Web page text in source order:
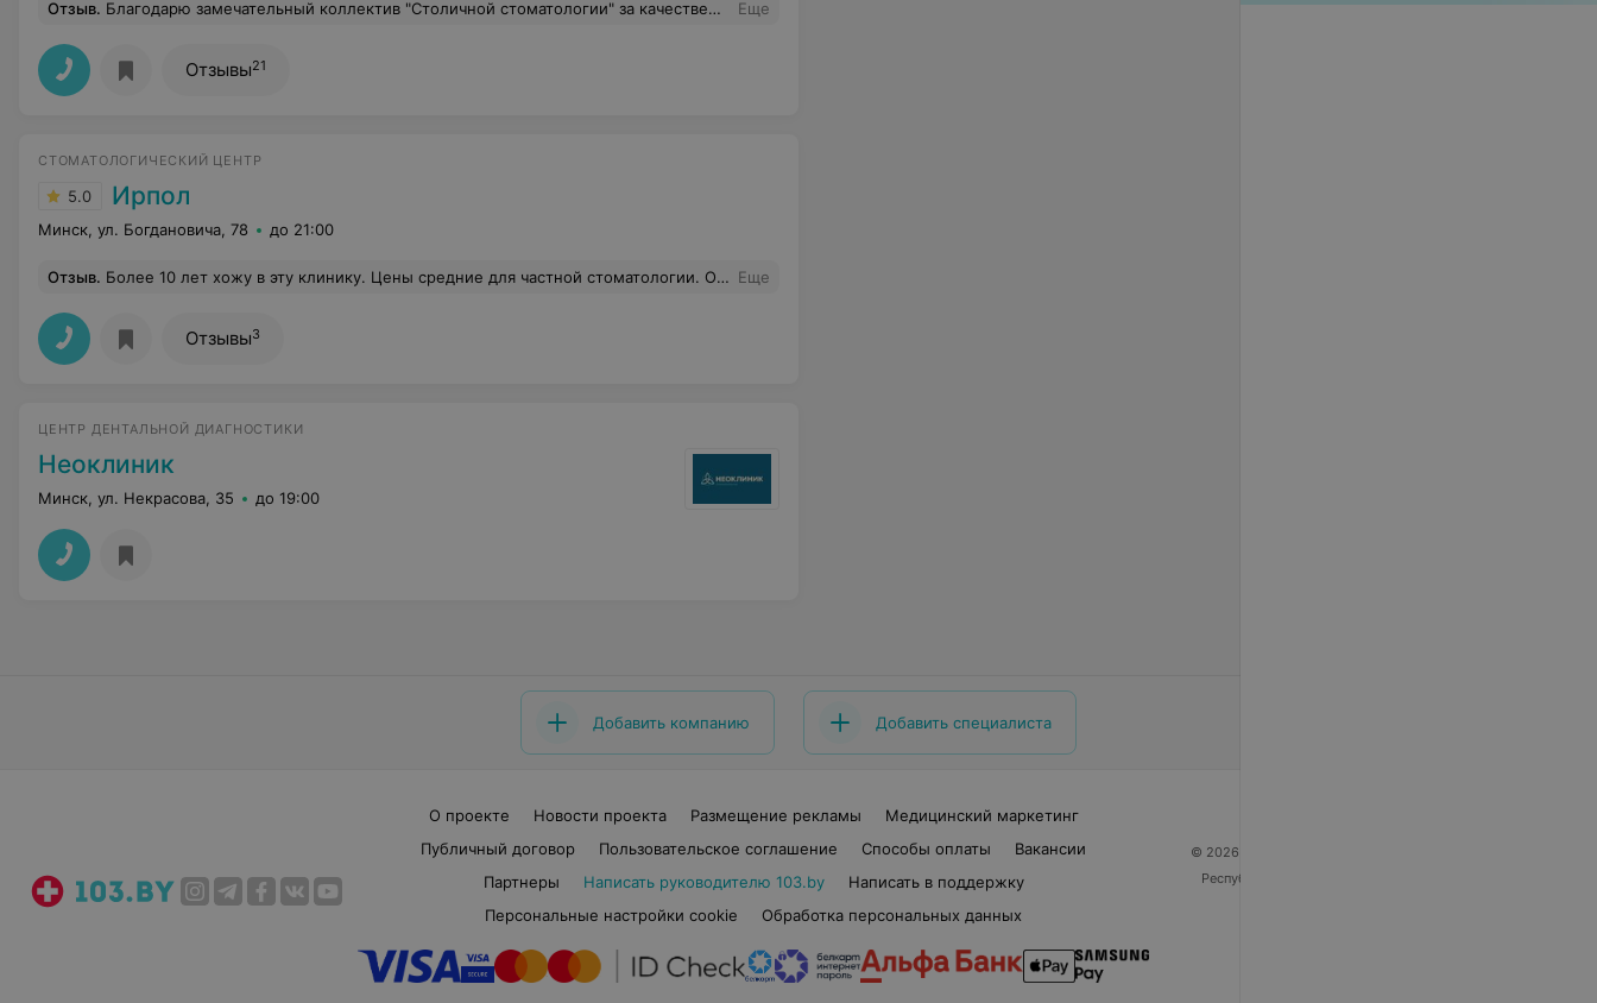
Отзыв. Благодарю замечательный коллектив "Столичной стоматологии" за качественную, профессиональную работу - и со мной, и с детками. Зубы стали, как новые, лечиться было совсем не больно, а детки сами выбирали цвета для пломб и совсем не плакали во время лечения) Еще
Отзывы21
СТОМАТОЛОГИЧЕСКИЙ ЦЕНТР
5.0 Ирпол
Минск, ул. Богдановича, 78 до 21:00
Отзыв. Более 10 лет хожу в эту клинику. Цены средние для частной стоматологии. Оборудование и материалы качественные (у меня вопросов не возникало за все время). Персонал вежливый и внимательный. Недавно сделали ремонт. Очень рекомендую стоматолога Л Ольгу Евгеньевну. Лечит бережно, я чаще даже без анестезии лечу зубы. Рассказывает и показывает, что надо лечить, что можно подождать и что вообще в каком состоянии. Правда может придется ждать пару недель запись к ней, как повезет. Еще
Отзывы3
ЦЕНТР ДЕНТАЛЬНОЙ ДИАГНОСТИКИ
Неоклиник
Минск, ул. Некрасова, 35 до 19:00
Добавить компанию Добавить специалиста
О проекте Новости проекта Размещение рекламы
Медицинский маркетинг
Публичный договор
Пользовательское соглашение Способы оплаты
Вакансии
Партнеры
Написать руководителю 103.by
Написать в поддержку
Персональные настройки cookie
Обработка персональных данных
© 2026 ООО «Артокс Лаб», УНП 191700409
Республика Беларусь, г. Минск, улица Толбухина, 2,